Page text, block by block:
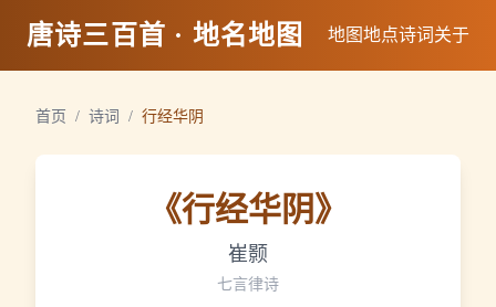
唐诗三百首 · 地名地图 地图地点诗词 关于
首页 / 诗词 / 行经华阴
《行经华阴》
崔颢
七言律诗